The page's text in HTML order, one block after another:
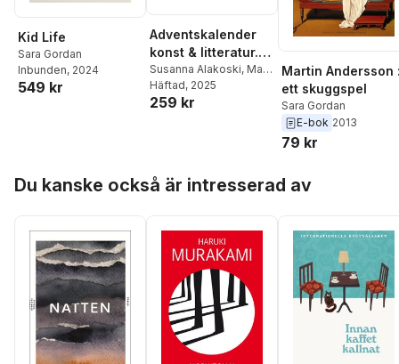
Kid Life
Sara Gordan
Inbunden, 2024
549 kr
Adventskalender
konst & litteratur.
Tradition
Susanna Alakoski, Marit
Bergman,Helene
Billgren,
Herngren,Kati Knox,
Ann-Helén Laestadius
Laestadius,Stefan
,Bosse
Lindquist Lindquist,
Marie Lundquist
Lundquist
Khashayar
Lykke Naderehvandi
Andreas T Olsson
Ingela Olsson
Victor
Ann-Sofi Sidén
Häftad, 2025
259 kr
Martin Andersson
ett skuggspel
Sara Gordan
E-bok 2013
79 kr
Du kanske också är intresserad av